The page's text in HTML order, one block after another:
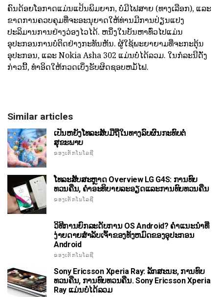
ຄົນດ້ອຍໂອກາດແມ່ນແປ້ນພິມຍາກ, ບໍ່ມີໄຟສາຍ (ທາງເລືອກ), ແລະ
ຂາດການຄວບຄຸມທີ່ຈະອະນຸຍາດໃຫ້ທ່ານມີການປ່ຽນແປງ
ປະລິມານການຢ່າງວ່ອງໄວໄດ້. ຫນຶ່ງໃນບັນຫາທົ່ວໄປແມ່ນ
ອຸປະກອນການບໍ່ຕິດຢ່າງກະທັນຫັນ. ຜູ້ໃຊ້ພະຍາຍາມທີ່ຈະກະຕຸ້ນ
ອຸປະກອນ, ແລະ Nokia Asha 302 ແມ່ນບໍ່ໄດ້ລວມ. ໃນກໍລະນີດັ່ງ
ກ່າວນີ້, ທໍາອິດໃຫ້ກວດເບິ່ງຮັບຜິດຊອບຫມໍ້ໄຟ.
Similar articles
ເປັນຫຍັງໂທລະສັບມືຖືໃນທາງລົບຜົນກະທົບຕໍ່
ສຸຂະພາບ
ຂອງເຕັກໂນໂລຊີ
ໂທລະສັບສະຫຼາດ Overview LG G4S: ການທົບ
ທວນຄືນ, ຄໍາອະທິບາຍລະອຽດແລະການທົບທວນຄືນ
ຂອງເຕັກໂນໂລຊີ
ວິທີການຍົກລະດັບການ OS Android? ຄໍາແນະນໍາທີ່
ງ່າຍດາຍສໍາລັບເຈົ້າຂອງທັງຫມົດຂອງອຸປະກອນ
Android
ຂອງເຕັກໂນໂລຊີ
Sony Ericsson Xperia Ray: ລັກສະນະ, ການທົບ
ທວນຄືນ, ການທົບທວນຄືນ. Sony Ericsson Xperia
Ray ແມ່ນບໍ່ໄດ້ລວມ